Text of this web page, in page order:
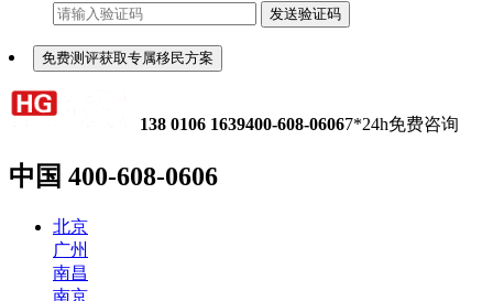
发送验证码
免费测评获取专属移民方案
138 0106 1639400-608-06067*24h免费咨询
中国 400-608-0606
北京
广州
南昌
南京